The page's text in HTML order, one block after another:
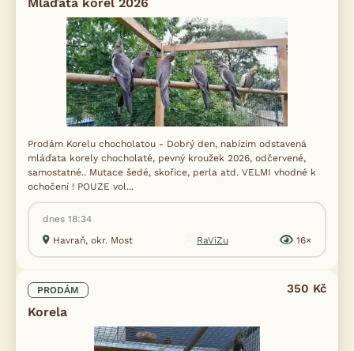
Prodám Korelu chocholatou - Dobrý den, nabízím odstavená
mláďata korely chocholaté, pevný kroužek 2026, odčervené,
samostatné.. Mutace šedé, skořice, perla atd. VELMI vhodné k
ochočení ! POUZE vol...
dnes 18:34
Havraň, okr. Most
RaViZu 16×
PRODÁM
Korela
350 Kč